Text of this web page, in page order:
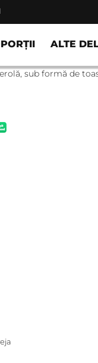
ALTE
sub formă de